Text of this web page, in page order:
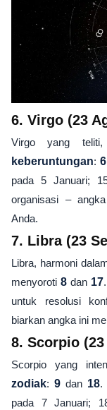
6. Virgo (23
Virgo yang
keberuntungan: 6
pada 5 Januari;
organisasi –
Anda.
7. Libra (23
Libra, harmoni
menyoroti 8dan 17
untuk resolusi
biarkan angka ini
8. Scorpio
Scorpio yang
zodiak:9 dan 18.
pada 7 Januari;